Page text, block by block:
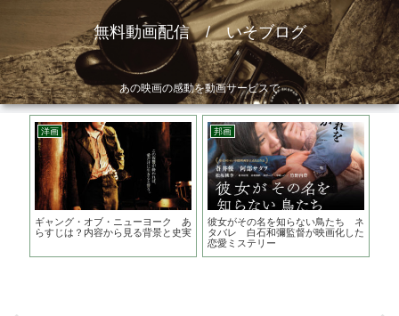
無料動画配信 / いそブログ
あの映画の感動を動画サービスで
洋画
ギャング・オブ・ニューヨーク あ
らすじは？内容から見る背景と史実
邦画
彼女がその名を知らない鳥たち ネ
タバレ 白石和彌監督が映画化した
恋愛ミステリー